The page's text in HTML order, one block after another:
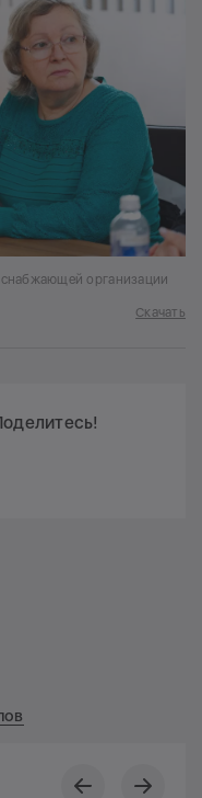
организации
Скачать